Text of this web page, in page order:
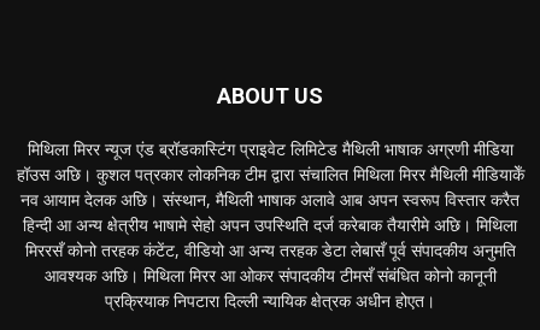
ABOUT US
मिथिला मिरर न्यूज एंड ब्रॉडकास्टिंग प्राइवेट लिमिटेड मैथिली भाषाक अग्रणी मीडिया
हॉउस अछि। कुशल पत्रकार लोकनिक टीम द्वारा संचालित मिथिला मिरर मैथिली मीडियाकेँ
नव आयाम देलक अछि। संस्थान, मैथिली भाषाक अलावे आब अपन स्वरूप विस्तार करैत
हिन्दी आ अन्य क्षेत्रीय भाषामे सेहो अपन उपस्थिति दर्ज करेबाक तैयारीमे अछि। मिथिला
मिररसँ कोनो तरहक कंटेंट, वीडियो आ अन्य तरहक डेटा लेबासँ पूर्व संपादकीय अनुमति
आवश्यक अछि। मिथिला मिरर आ ओकर संपादकीय टीमसँ संबंधित कोनो कानूनी
प्रक्रियाक निपटारा दिल्ली न्यायिक क्षेत्रक अधीन होएत।